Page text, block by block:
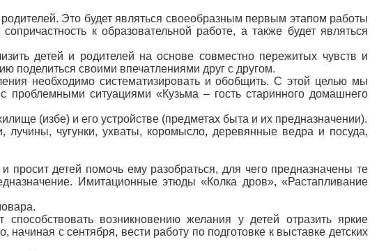
Это будет являться своеобразным первым этапом работы
к образовательной работе, а также будет являться
детей и родителей на основе совместно пережитых чувств и
поделиться своими впечатлениями друг с другом.
необходимо систематизировать и обобщить. С этой целью мы
проблемными ситуациями «Кузьма – гость старинного домашнего
(избе) и его устройстве (предметах быта и их предназначении).
лучины, чугунки, ухваты, коромысло, деревянные ведра и посуда,
просит детей помочь ему разобраться, для чего предназначены те
Имитационные этюды «Колка дров», «Растапливание
возникновению желания у детей отразить яркие
с сентября, вести работу по подготовке к выставке детских